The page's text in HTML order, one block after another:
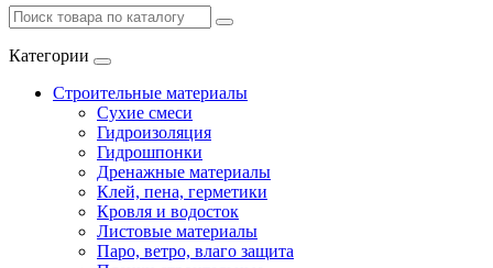
Категории
Строительные материалы
Сухие смеси
Гидроизоляция
Гидрошпонки
Дренажные материалы
Клей, пена, герметики
Кровля и водосток
Листовые материалы
Паро, ветро, влаго защита